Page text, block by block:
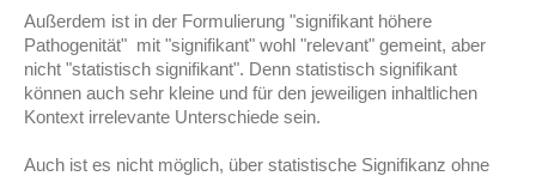
Außerdem ist in der Formulierung "signifikant höhere
Pathogenität" mit "signifikant" wohl "relevant" gemeint, aber
nicht "statistisch signifikant". Denn statistisch signifikant
können auch sehr kleine und für den jeweiligen inhaltlichen
Kontext irrelevante Unterschiede sein.
Auch ist es nicht möglich, über statistische Signifikanz ohne